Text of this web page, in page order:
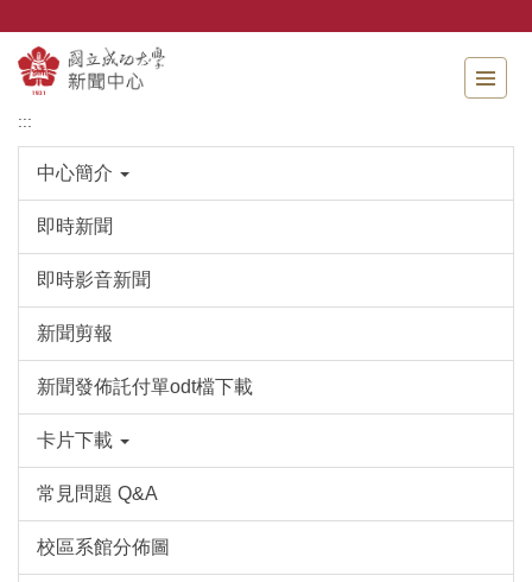
主
要
內
:::
中心簡介
即時新聞
即時影音新聞
新聞剪報
新聞發佈託付單odt檔下載
卡片下載
常見問題 Q&A
校區系館分佈圖